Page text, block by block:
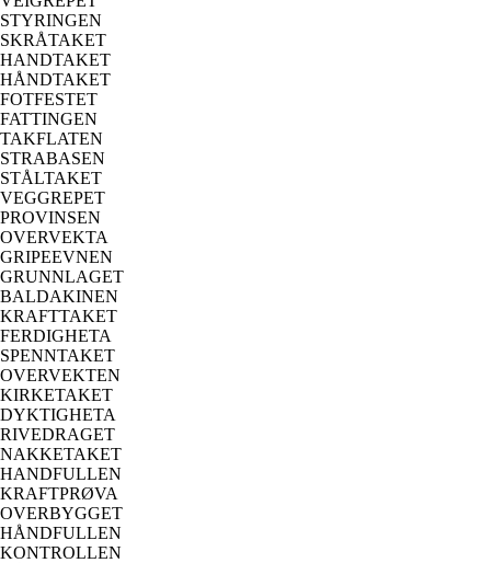
STYRINGEN
SKRÅTAKET
HANDTAKET
HÅNDTAKET
FOTFESTET
FATTINGEN
TAKFLATEN
STRABASEN
STÅLTAKET
VEGGREPET
PROVINSEN
OVERVEKTA
GRIPEEVNEN
GRUNNLAGET
BALDAKINEN
KRAFTTAKET
FERDIGHETA
SPENNTAKET
OVERVEKTEN
KIRKETAKET
DYKTIGHETA
RIVEDRAGET
NAKKETAKET
HANDFULLEN
KRAFTPRØVA
OVERBYGGET
HÅNDFULLEN
KONTROLLEN